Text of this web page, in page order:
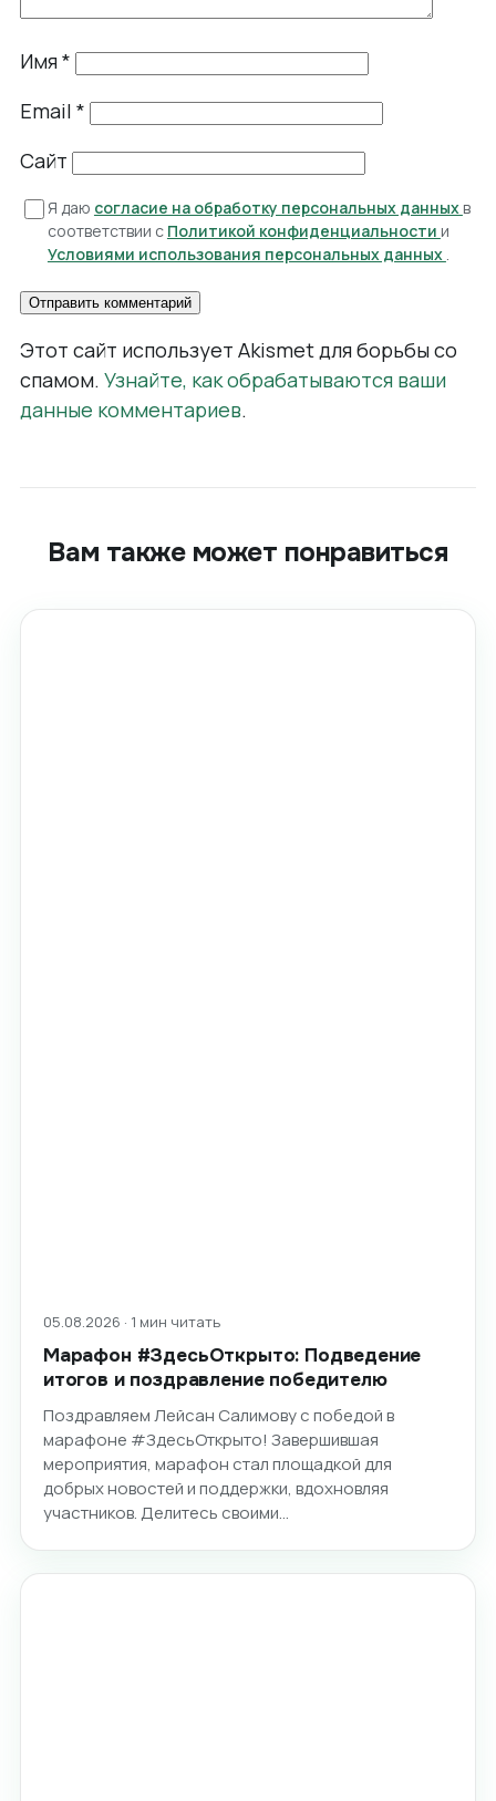
Имя*
Email *
Сайт
Я даю согласие на обработку персональных данных в
соответствии с Политикой конфиденциальности и
Условиями использования персональных данных .
Этот сайт использует Akismet для борьбы со
спамом. Узнайте, как обрабатываются ваши
данные комментариев.
Вам также может понравиться
05.08.2026 · 1 мин читать
Марафон #ЗдесьОткрыто: Подведение
итогов и поздравление победителю
Поздравляем Лейсан Салимову с победой в
марафоне #ЗдесьОткрыто! Завершившая
мероприятия, марафон стал площадкой для
добрых новостей и поддержки, вдохновляя
участников. Делитесь своими…